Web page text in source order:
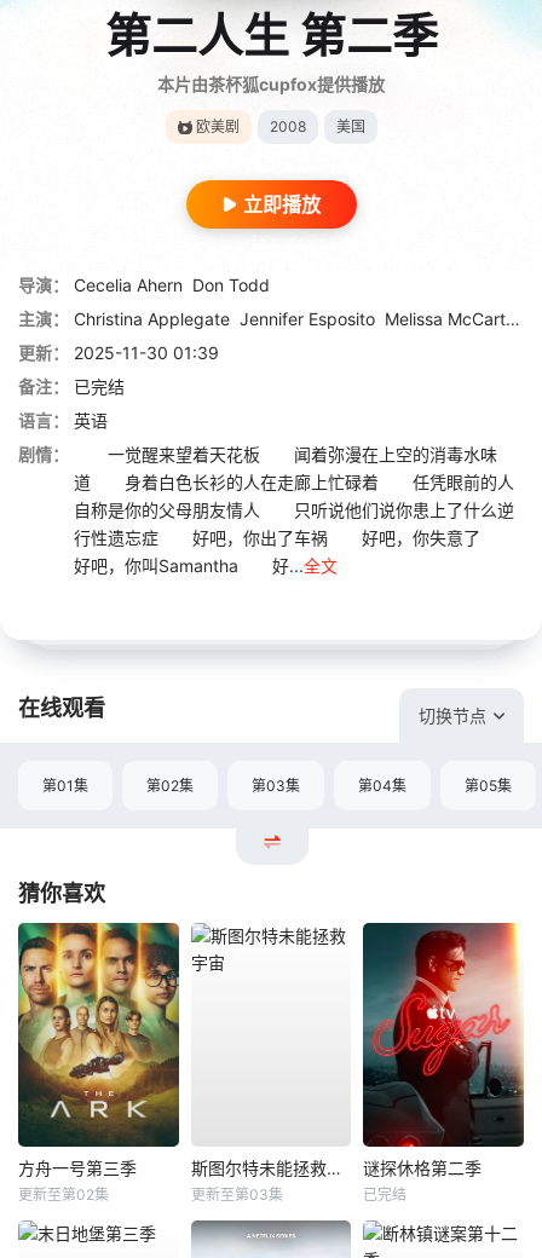
第二人生 第二季
本片由茶杯狐cupfox提供播放
欧美剧 2008 美国
立即播放
导演： Cecelia Ahern Don Todd
主演：
Christina Applegate Jennifer Esposito Melissa McCarthy
更新：
2025-11-30 01:39
备注：
已完结
语言：
英语
剧情：
一觉醒来望着天花板 闻着弥漫在上空的消毒水味
道 身着白色长衫的人在走廊上忙碌着 任凭眼前的人
自称是你的父母朋友情人 只听说他们说你患上了什么逆
行性遗忘症 好吧，你出了车祸 好吧，你失意了
好吧，你叫Samantha 好...全文
在线观看 切换节点
第01集 第02集 第03集 第04集 第05集
猜你喜欢
方舟一号第三季
更新至第02集
斯图尔特未能拯救宇宙
更新至第03集
谜探休格第二季
已完结